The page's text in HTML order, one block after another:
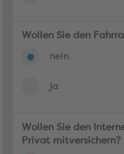
Wollen Sie den
nein
ja
Wollen Sie den
Privat mitversichern?